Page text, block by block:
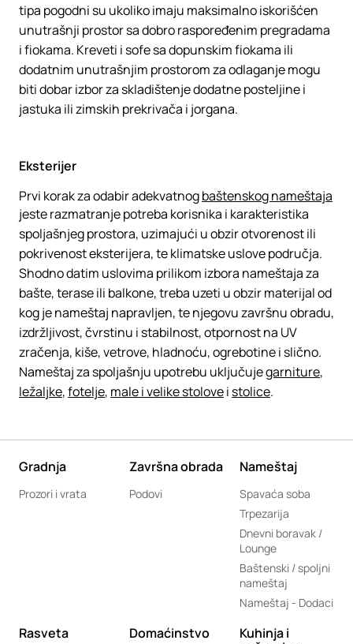
tipa pogodni su ukoliko imaju maksimalno iskorišćen
unutrašnji prostor sa dobro raspoređenim pregradama
i fiokama. Kreveti i sofe sa dopunskim fiokama ili
dodatnim unutrašnjim prostorom za odlaganje mogu
biti dobar izbor za skladištenje dodatne posteljine i
jastuka ili zimskih prekrivača i jorgana.
Eksterijer
Prvi korak za odabir adekvatnogbaštenskog nameštaja
jeste razmatranje potreba korisnika i karakteristika
spoljašnjeg prostora, uzimajući u obzir otvorenost ili
pokrivenost eksterijera, te klimatske uslove područja.
Shodno datim uslovima prilikom izbora nameštaja za
bašte, terase ili balkone, treba uzeti u obzir materijal od
kog je nameštaj napravljen, te njegovu završnu obradu,
izdržljivost, čvrstinu i stabilnost, otpornost na UV
zračenja, kiše, vetrove, hladnoću, ogrebotine i slično.
Nameštaj za spoljašnju upotrebu uključujegarniture,
ležaljke,fotelje, male i velike stolovei stolice.
Gradnja
Prozori i vrata
Završna obrada
Podovi
Nameštaj
Spavaća soba
Trpezarija
Dnevni boravak /
Lounge
Baštenski / spoljni
nameštaj
Nameštaj - Dodaci
Rasveta Domaćinstvo
Kuhinja i